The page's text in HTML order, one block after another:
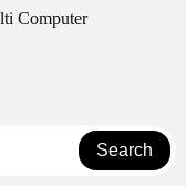
Computer
Search